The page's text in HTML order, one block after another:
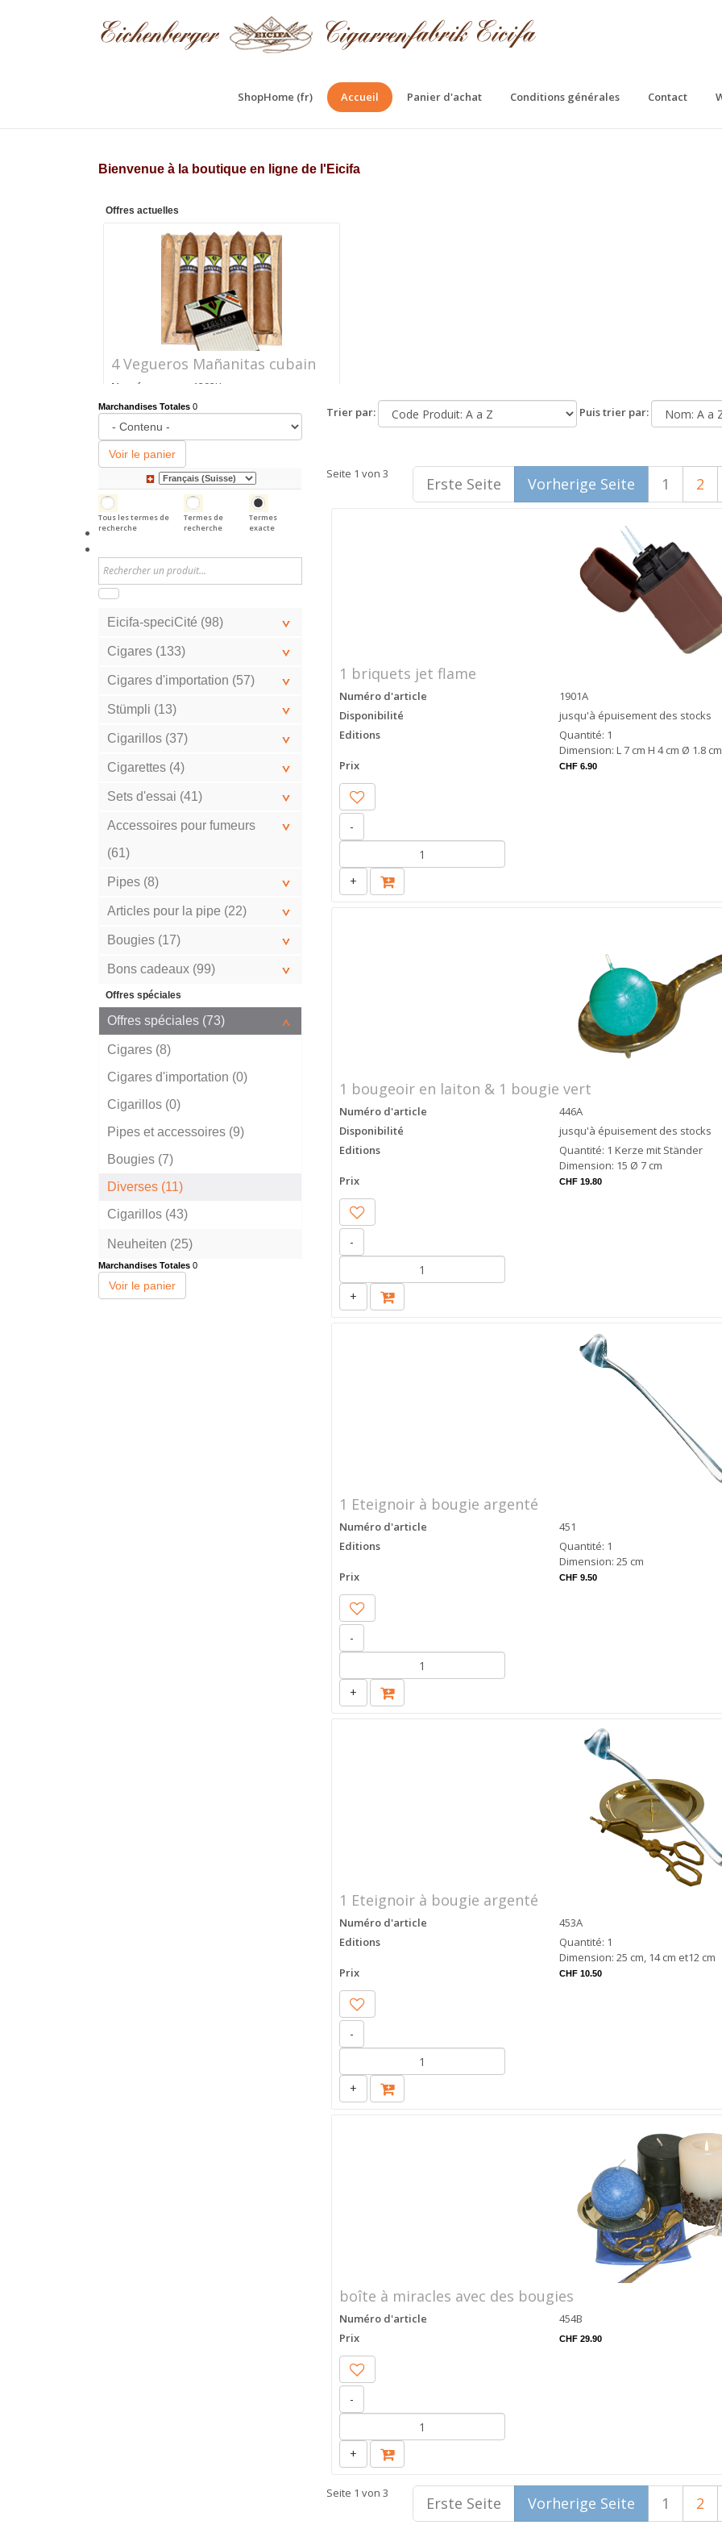
ShopHome (fr) Accueil Panier d'achat Conditions générales Contact
Bienvenue à la boutique en ligne de l'Eicifa
Offres actuelles
4 Vegueros Mañanitas cubain
Numéro
d'article
1292K
Prix
Marchandises Totales 0
Voir le panier
Tous les termes de
recherche
Termes de
recherche
Termes
exacte
Eicifa-speciCité (98)
Cigares (133)
Cigares d'importation (57)
Stümpli (13)
Cigarillos (37)
Cigarettes (4)
Sets d'essai (41)
Accessoires pour fumeurs
(61)
Pipes (8)
Articles pour la pipe (22)
Bougies (17)
Bons cadeaux (99)
Offres spéciales
Offres spéciales (73)
Cigares (8)
Cigares d'importation (0)
Cigarillos (0)
Pipes et accessoires (9)
Bougies (7)
Diverses (11)
Cigarillos (43)
Neuheiten (25)
Marchandises Totales 0
Voir le panier
Trier par: Puis trier par:
Seite 1 von 3
Erste Seite Vorherige Seite 1 2
1 briquets jet flame
Numéro d'article
1901A
Disponibilité
jusqu'à épuisement des stocks
Editions
Quantité: 1
Dimension: L 7 cm H 4 cm Ø 1.8 cm
Prix
CHF 6.90
-
+
1 bougeoir en laiton & 1 bougie vert
Numéro d'article
446A
Disponibilité
jusqu'à épuisement des stocks
Editions
Quantité: 1 Kerze mit Ständer
Dimension: 15 Ø 7 cm
Prix
CHF 19.80
-
+
1 Eteignoir à bougie argenté
Numéro d'article
451
Editions
Quantité: 1
Dimension: 25 cm
Prix
CHF 9.50
-
+
1 Eteignoir à bougie argenté
Numéro d'article
453A
Editions
Quantité: 1
Dimension: 25 cm, 14 cm et12 cm
Prix
CHF 10.50
-
+
boîte à miracles avec des bougies
Numéro d'article
454B
Prix
CHF 29.90
-
+
Seite 1 von 3
Erste Seite Vorherige Seite 1 2